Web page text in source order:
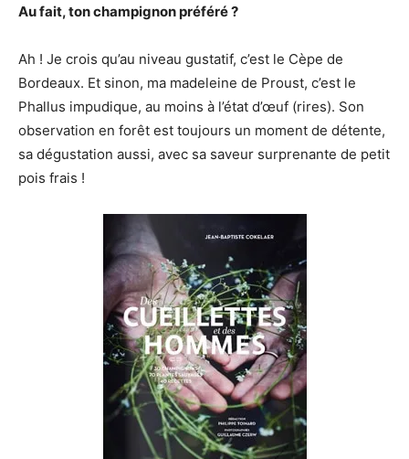
Au fait, ton champignon préféré ?
Ah ! Je crois qu’au niveau gustatif, c’est le Cèpe de
Bordeaux. Et sinon, ma madeleine de Proust, c’est le
Phallus impudique, au moins à l’état d’œuf (rires). Son
observation en forêt est toujours un moment de détente,
sa dégustation aussi, avec sa saveur surprenante de petit
pois frais !